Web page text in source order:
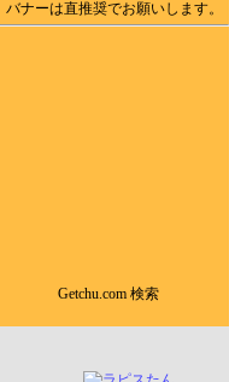
ナーは直推奨でお願いします。
Getchu.com 検索